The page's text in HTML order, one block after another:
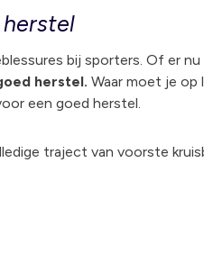
bij sporters. Of er
herstel. Waar moet je
een goed herstel.
traject van voorste